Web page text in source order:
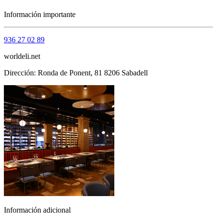
Información importante
936 27 02 89
worldeli.net
Dirección: Ronda de Ponent, 81 8206 Sabadell
Información adicional